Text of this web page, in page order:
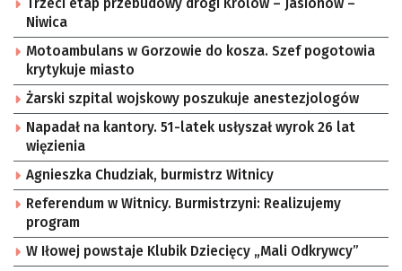
Trzeci etap przebudowy drogi Królów – Jasionów –
Niwica
Motoambulans w Gorzowie do kosza. Szef pogotowia
krytykuje miasto
Żarski szpital wojskowy poszukuje anestezjologów
Napadał na kantory. 51-latek usłyszał wyrok 26 lat
więzienia
Agnieszka Chudziak, burmistrz Witnicy
Referendum w Witnicy. Burmistrzyni: Realizujemy
program
W Iłowej powstaje Klubik Dziecięcy „Mali Odkrywcy”